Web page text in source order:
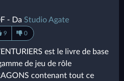
- DaStudio Agate
9 0
est le livre de base
de jeu de rôle
contenant tout ce